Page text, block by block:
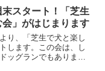
飼い主さんが学ばなけ
は意...
スタート！「芝生
」がはじまります
り、「芝生で犬と楽し
します。この会は、し
ッグランでもありませ